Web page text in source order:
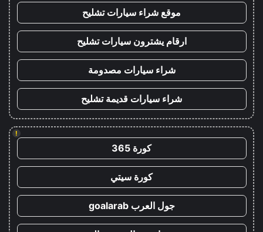
موقع شراء سيارات تشليح
ارقام يشترون سيارات تشليح
شراء سيارات مصدومة
شراء سيارات قديمة تشليح
!
كورة 365
كورة سيتي
جول العرب goalarab